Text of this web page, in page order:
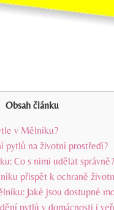
Obsah článku
v Mělníku?
pytlů na životní prostředí?
Co s nimi udělat správně?
přispět k ochraně
Jaké jsou dostupné
pytlů v domácnosti i